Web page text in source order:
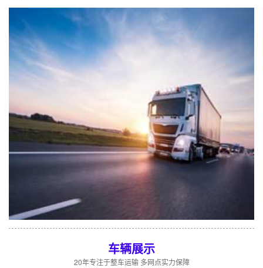
车辆展示
20年专注于整车运输 多网点实力保障